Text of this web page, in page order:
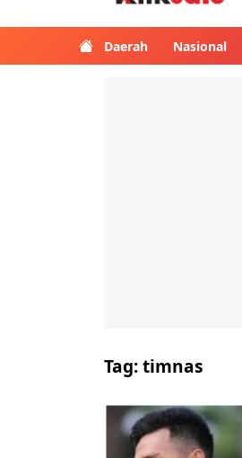
Daerah Nasional
Tag:timnas